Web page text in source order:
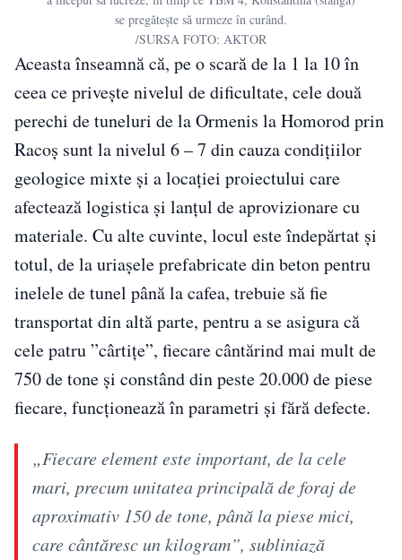
se pregătește să urmeze în curând.
/SURSA FOTO: AKTOR
Aceasta înseamnă că, pe o scară de la 1 la 10 în
ceea ce privește nivelul de dificultate, cele două
perechi de tuneluri de la Ormenis la Homorod prin
Racoș sunt la nivelul 6 – 7 din cauza condițiilor
geologice mixte și a locației proiectului care
afectează logistica și lanțul de aprovizionare cu
materiale. Cu alte cuvinte, locul este îndepărtat și
totul, de la uriașele prefabricate din beton pentru
inelele de tunel până la cafea, trebuie să fie
transportat din altă parte, pentru a se asigura că
cele patru ”cârtițe”, fiecare cântărind mai mult de
750 de tone și constând din peste 20.000 de piese
fiecare, funcționează în parametri și fără defecte.
„Fiecare element este important, de la cele
mari, precum unitatea principală de foraj de
aproximativ 150 de tone, până la piese mici,
care cântăresc un kilogram”, subliniază